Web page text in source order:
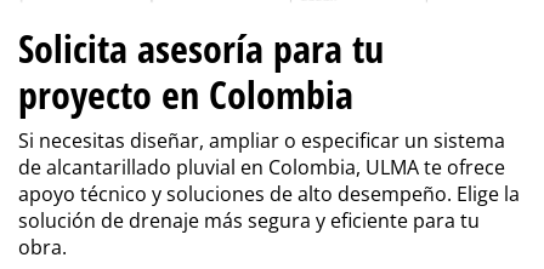
Solicita asesoría para tu
proyecto en Colombia
Si necesitas diseñar, ampliar o especificar un sistema
de alcantarillado pluvial en Colombia, ULMA te ofrece
apoyo técnico y soluciones de alto desempeño. Elige la
solución de drenaje más segura y eficiente para tu
obra.